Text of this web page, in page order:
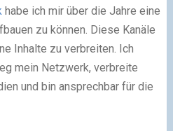
habe ich mir über die Jahre eine
zu können. Diese Kanäle
Inhalte zu verbreiten. Ich
mein Netzwerk, verbreite
und bin ansprechbar für die